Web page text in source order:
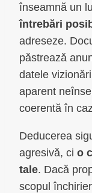
înseamnă un
întrebări
adreseze.
păstrează
datele
aparent
coerentă în
Deducerea
agresivă, ci o
tale. Dacă
scopul